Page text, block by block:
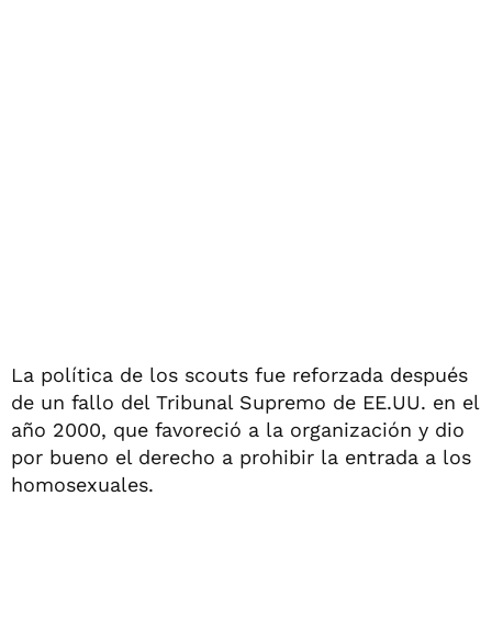
La política de los scouts fue reforzada después
de un fallo del Tribunal Supremo de EE.UU. en el
año 2000, que favoreció a la organización y dio
por bueno el derecho a prohibir la entrada a los
homosexuales.